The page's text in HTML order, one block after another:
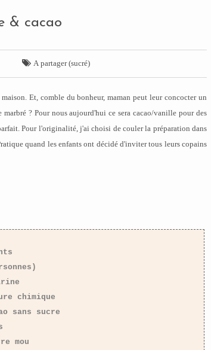
& cacao
 A partager (sucré)
Et, comble du bonheur, maman peut leur concocter un
? Pour nous aujourd'hui ce sera cacao/vanille pour des
Pour l'originalité, j'ai choisi de couler la préparation dans
quand les enfants ont décidé d'inviter tous leurs copains
chimique
sans sucre
mou